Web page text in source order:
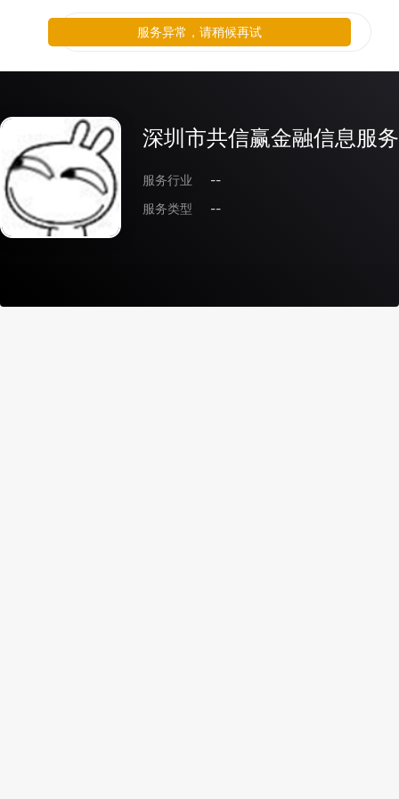
深圳市共信赢金融信息服
服务行业
--
服务类型
--
服务异常，请稍候再试